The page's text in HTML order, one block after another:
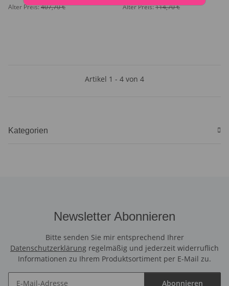
Alter Preis:407,70 €
Alter Preis:114,70 €
Artikel 1 - 4 von 4
Kategorien
Newsletter Abonnieren
Bitte senden Sie mir entsprechend Ihrer
Datenschutzerklärung regelmäßig und jederzeit widerruflich
Informationen zu Ihrem Produktsortiment per E-Mail zu.
Abonnieren